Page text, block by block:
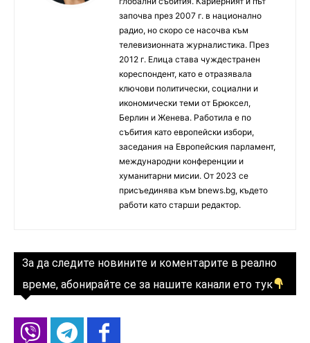
започва през 2007 г. в национално
радио, но скоро се насочва към
телевизионната журналистика. През
2012 г. Елица става чуждестранен
кореспондент, като е отразявала
ключови политически, социални и
икономически теми от Брюксел,
Берлин и Женева. Работила е по
събития като европейски избори,
заседания на Европейския парламент,
международни конференции и
хуманитарни мисии. От 2023 се
присъединява към bnews.bg, където
работи като старши редактор.
За да следите новините и коментарите в реално
време, абонирайте се за нашите канали ето тук